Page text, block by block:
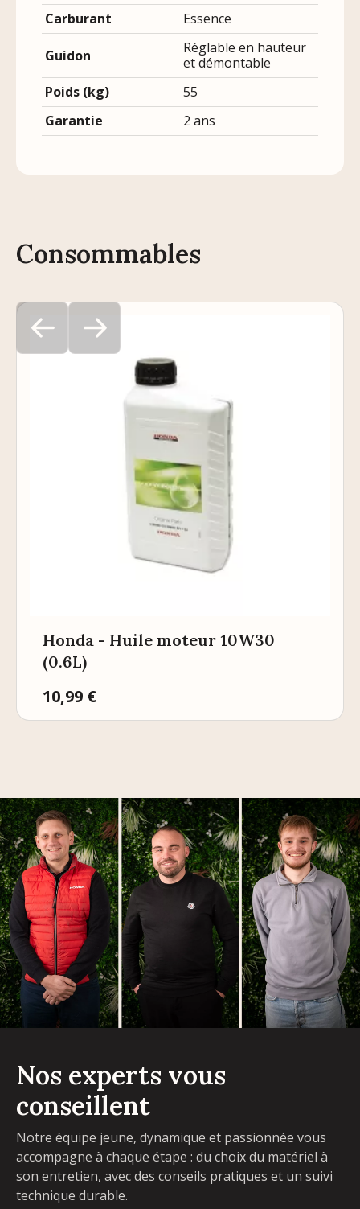
Carburant Essence
Guidon
Réglable en hauteur
et démontable
Poids (kg)
55
Garantie
2 ans
Consommables
Honda - Huile moteur 10W30
(0.6L)
Prix
10,99 €
Nos experts vous
conseillent
Notre équipe jeune, dynamique et passionnée vous
accompagne à chaque étape : du choix du matériel à
son entretien, avec des conseils pratiques et un suivi
technique durable.